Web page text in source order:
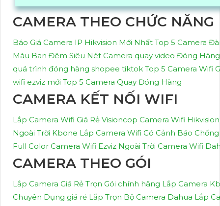
CAMERA THEO CHỨC NĂNG
Báo Giá Camera IP Hikvision Mới Nhất Top 5 Camera
Màu Ban Đêm Siêu Nét Camera quay video Đóng
quá trình đóng hàng shopee tiktok Top 5 Camera Wifi
wifi ezviz mới Top 5 Camera Quay Đóng Hàng
CAMERA KẾT NỐI WIFI
Lắp Camera Wifi Giá Rẻ Visioncop Camera Wifi
Ngoài Trời Kbone Lắp Camera Wifi Có Cảnh Báo
Full Color Camera Wifi Ezviz Ngoài Trời Camera Wifi
CAMERA THEO GÓI
Lắp Camera Giá Rẻ Trọn Gói chính hãng Lắp Camera
Chuyên Dụng giá rẻ Lắp Trọn Bộ Camera Dahua Lắp